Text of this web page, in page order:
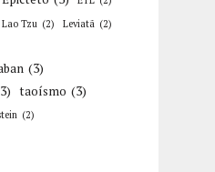
Lao Tzu (2) Leviatã (2)
(3)
taoísmo (3)
(2)